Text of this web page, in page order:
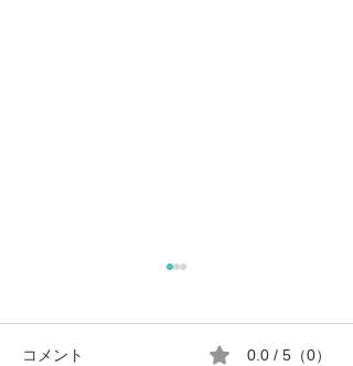
コメント 0.0 / 5（0）